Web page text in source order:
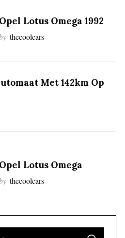
Opel Lotus Omega 1992
thecoolcars
Met 142km Op
Opel Lotus Omega
thecoolcars